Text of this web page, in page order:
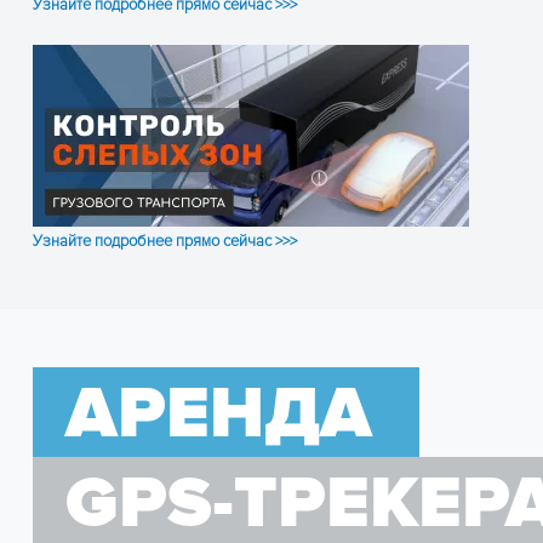
Узнайте подробнее прямо сейчас >>>
Узнайте подробнее прямо сейчас >>>
ОСТАВЬТЕ ЗАЯВКУ
и получите консультацию
ПОЛУЧИТЬ КОНСУЛЬТАЦИЮ
АРЕНДА
GPS-